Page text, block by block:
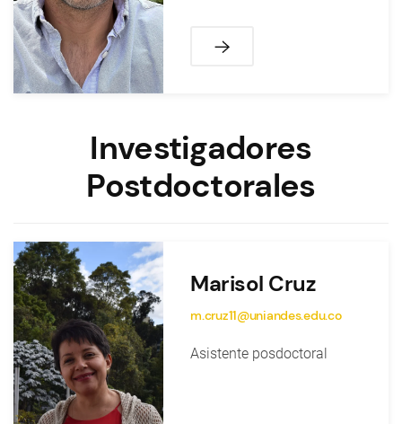
Investigadores
Postdoctorales
Marisol Cruz
m.cruz11@uniandes.edu.co
Asistente posdoctoral